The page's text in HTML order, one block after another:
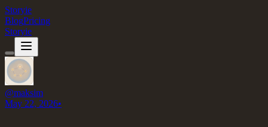
Storyie
BlogPricing
Storyie
@maksim
May 22, 2026•